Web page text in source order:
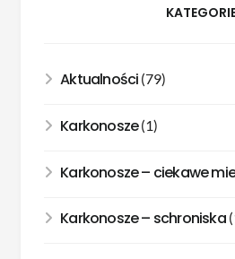
Aktualności (79)
Karkonosze(1)
Karkonosze – ciekawe
Karkonosze – schroniska